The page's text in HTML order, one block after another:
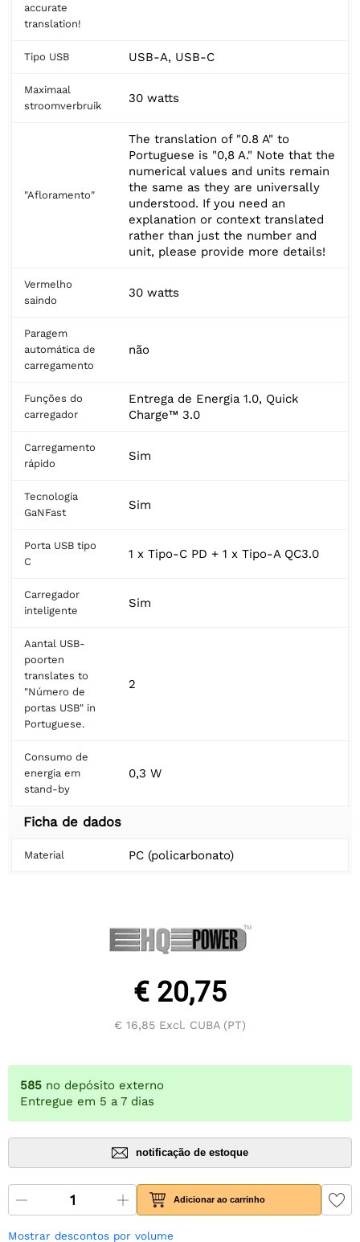
accurate
translation!
Tipo USB USB-A, USB-C
Maximaal
stroomverbruik
30 watts
"Afloramento"
The translation of "0.8 A" to
Portuguese is "0,8 A." Note that the
numerical values and units remain
the same as they are universally
understood. If you need an
explanation or context translated
rather than just the number and
unit, please provide more details!
Vermelho
saindo
30 watts
Paragem
automática de
carregamento
não
Funções do
carregador
Entrega de Energia 1.0, Quick
Charge™ 3.0
Carregamento
rápido
Sim
Tecnologia
GaNFast
Sim
Porta USB tipo
C
1 x Tipo-C PD + 1 x Tipo-A QC3.0
Carregador
inteligente
Sim
Aantal USB-
poorten
translates to
"Número de
portas USB" in
Portuguese.
2
Consumo de
energia em
stand-by
0,3 W
Ficha de dados
Material PC (policarbonato)
€ 20,75
€ 16,85 Excl. CUBA (PT)
585 no depósito externo
Entregue em 5 a 7 dias
notificação de estoque
Adicionar ao carrinho
Mostrar descontos por volume